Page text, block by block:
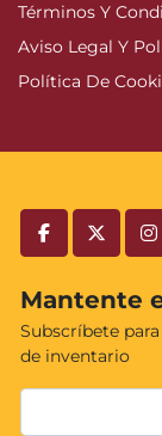
facebooktwitter
Mantente
Subscríbete
de inventario
Términos Y
Aviso Legal Y
Política De